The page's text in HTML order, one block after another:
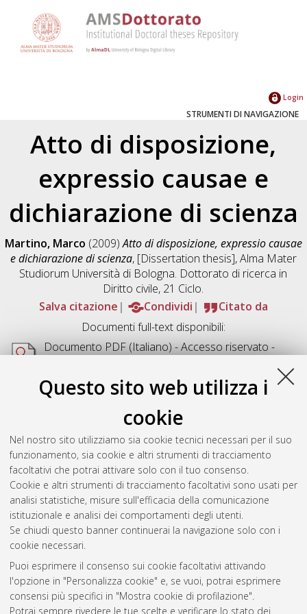
Questo sito web utilizza i
cookie
Nel nostro sito utilizziamo sia cookie tecnici necessari per il suo
funzionamento, sia cookie e altri strumenti di tracciamento
facoltativi che potrai attivare solo con il tuo consenso.
Cookie e altri strumenti di tracciamento facoltativi sono usati per
analisi statistiche, misure sull'efficacia della comunicazione
istituzionale e analisi dei comportamenti degli utenti.
Se chiudi questo banner continuerai la navigazione solo con i
cookie necessari.
Puoi esprimere il consenso sui cookie facoltativi attivando
l'opzione in "Personalizza cookie" e, se vuoi, potrai esprimere
consensi più specifici in "Mostra cookie di profilazione".
Potrai sempre rivedere le tue scelte e verificare lo stato dei
Login
STRUMENTI DI NAVIGAZIONE
Atto di disposizione,
expressio causae e
dichiarazione di scienza
Martino, Marco (2009)Atto di disposizione, expressio causae
e dichiarazione di scienza, [Dissertation thesis], Alma Mater
Studiorum Università di Bologna. Dottorato di ricerca in
Diritto civile, 21 Ciclo.
Salva citazione
Condividi
Citato da
Documenti full-text disponibili:
Documento PDF(Italiano) - Accesso riservato -
Acrobat Reader
Download (1MB)
Abstract
Altri metadati
Gestione del documento:
Atom
Rss 1.0
Rss 2.0